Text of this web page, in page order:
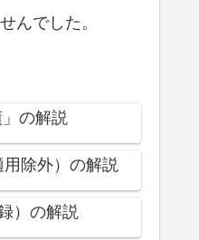
んでした。
の解説
除外）の解説
）の解説